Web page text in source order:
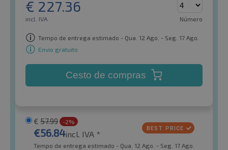
€ 227.36
incl. IVA Número
Tempo de entrega estimado - Qua. 12 Ago. - Seg. 17 Ago.
Envio gratuito
Cesto de compras
€ 57.99 -2%
€56.84incl. IVA *
Tempo de entrega estimado - Qua. 12 Ago. - Seg. 17 Ago.